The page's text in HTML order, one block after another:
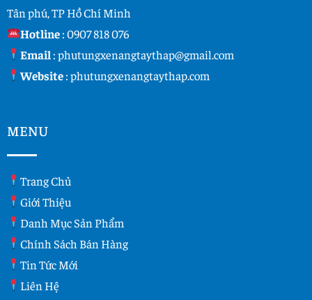
Tân phú, TP Hồ Chí Minh
Hotline:0907 818 076
Email :phutungxenangtaythap@gmail.com
Website:phutungxenangtaythap.com
MENU
Trang Chủ
Giới Thiệu
Danh Mục Sản Phẩm
Chính Sách Bán Hàng
Tin Tức Mới
Liên Hệ